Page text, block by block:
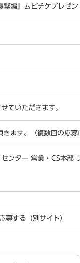
撃編』ムビチケプレゼン
ていただきます。
ます。（複数回の応募
ンター 営業・CS本部
募する（別サイト）